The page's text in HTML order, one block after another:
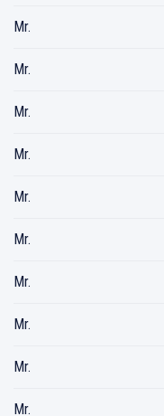
Mr.
Mr.
Mr.
Mr.
Mr.
Mr.
Mr.
Mr.
Mr.
Mr.